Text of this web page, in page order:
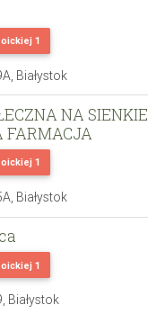
1
Białystok
1
NA
FARMACJA
Białystok
1
Białystok